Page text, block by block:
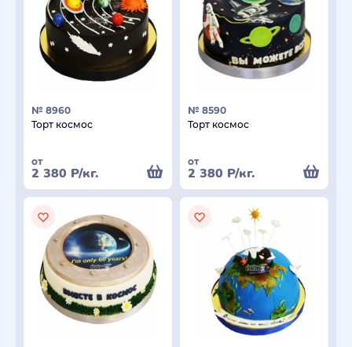
№ 8960
Торт космос
от
2 380 Р/кг.
№ 8590
Торт космос
от
2 380 Р/кг.